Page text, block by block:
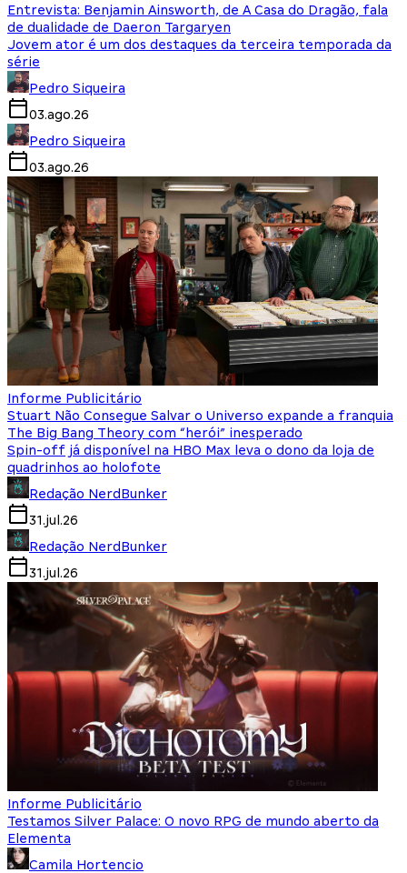
Entrevista: Benjamin Ainsworth, de A Casa do Dragão, fala
de dualidade de Daeron Targaryen
Jovem ator é um dos destaques da terceira temporada da
série
Pedro Siqueira
03.ago.26
Pedro Siqueira
03.ago.26
Informe Publicitário
Stuart Não Consegue Salvar o Universo expande a franquia
The Big Bang Theory com “herói” inesperado
Spin-off já disponível na HBO Max leva o dono da loja de
quadrinhos ao holofote
Redação NerdBunker
31.jul.26
Redação NerdBunker
31.jul.26
Informe Publicitário
Testamos Silver Palace: O novo RPG de mundo aberto da
Elementa
Camila Hortencio